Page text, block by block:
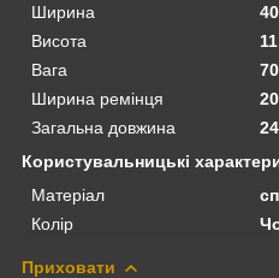
Ширина
Висота
Вага
Ширина ремінця
Загальна довжина
Користувальницькі
Матеріал
Колір
Приховати